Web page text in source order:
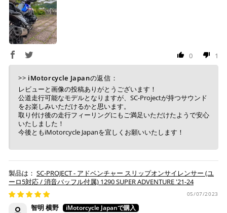
ご注文時に情報をお知らせ致しますので、指定の口座に
お振り込みください。
入金確認が取れ次第、商品を手配させて頂きます。
※ お支払期限はご注文日より7日以内とさせて頂いてお
り、万が一過ぎてしまった場合はご注文をキャンセルさ
せて頂きます。
※ 振込手数料はご負担ください。
0 1
>> iMotorcycle Japanの返信：
レビューと画像の投稿ありがとうございます！
公道走行可能なモデルとなりますが、SC-Projectが持つサウンド
をお楽しみいただけるかと思います。
取り付け後の走行フィーリングにもご満足いただけたようで安心
いたしました！
今後ともiMotorcycle Japanを宜しくお願いいたします！
SC-PROJECT - アドベンチャー スリップオンサイレンサー (ユ
ーロ5対応 / 消音バッフル付属) 1290 SUPER ADVENTURE '21-24
05/07/2023
智明 横野